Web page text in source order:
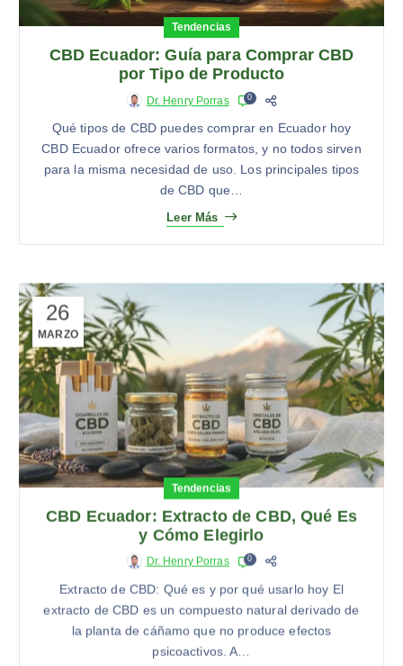
Tendencias
CBD Ecuador: Guía para Comprar CBD
por Tipo de Producto
Dr. Henry Porras 0
Qué tipos de CBD puedes comprar en Ecuador hoy
CBD Ecuador ofrece varios formatos, y no todos sirven
para la misma necesidad de uso. Los principales tipos
de CBD que…
Leer Más
26
MARZO
Tendencias
CBD Ecuador: Extracto de CBD, Qué Es
y Cómo Elegirlo
Dr. Henry Porras 0
Extracto de CBD: Qué es y por qué usarlo hoy El
extracto de CBD es un compuesto natural derivado de
la planta de cáñamo que no produce efectos
psicoactivos. A…